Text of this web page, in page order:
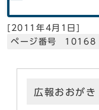
[ 2011年4月1日]
ページ番号 10168
広報おおが